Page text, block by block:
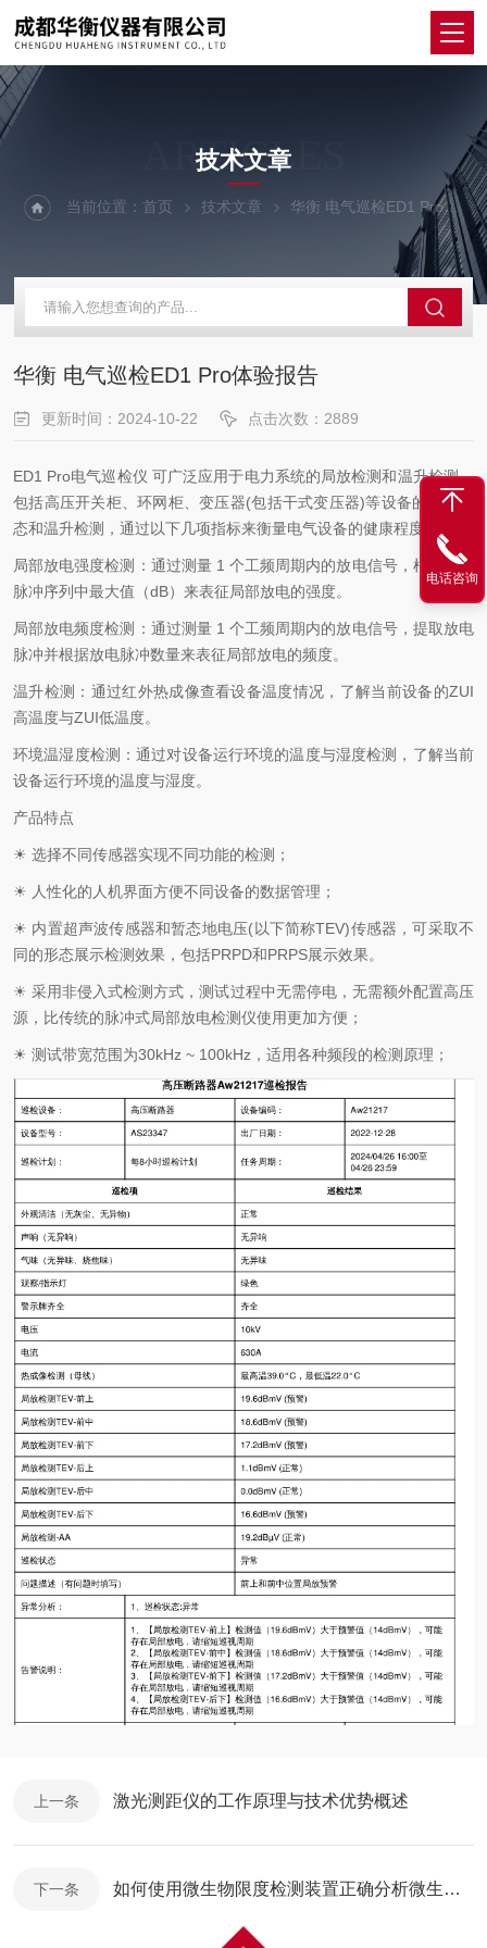
ARTICLES
技术文章
当前位置：首页 技术文章 华衡 电气巡检ED1 Pro体验报告
华衡 电气巡检ED1 Pro体验报告
更新时间：2024-10-22 点击次数：2889
ED1 Pro电气巡检仪 可广泛应用于电力系统的局放检测和温升检测，
包括高压开关柜、环网柜、变压器(包括干式变压器)等设备的绝缘状
态和温升检测，通过以下几项指标来衡量电气设备的健康程度：
局部放电强度检测：通过测量 1 个工频周期内的放电信号，根据放电
脉冲序列中最大值（dB）来表征局部放电的强度。
局部放电频度检测：通过测量 1 个工频周期内的放电信号，提取放电
脉冲并根据放电脉冲数量来表征局部放电的频度。
温升检测：通过红外热成像查看设备温度情况，了解当前设备的ZUI
高温度与ZUI低温度。
环境温湿度检测：通过对设备运行环境的温度与湿度检测，了解当前
设备运行环境的温度与湿度。
产品特点
☀ 选择不同传感器实现不同功能的检测；
☀ 人性化的人机界面方便不同设备的数据管理；
☀ 内置超声波传感器和暂态地电压(以下简称TEV)传感器，可采取不
同的形态展示检测效果，包括PRPD和PRPS展示效果。
☀ 采用非侵入式检测方式，测试过程中无需停电，无需额外配置高压
源，比传统的脉冲式局部放电检测仪使用更加方便；
☀ 测试带宽范围为30kHz ~ 100kHz，适用各种频段的检测原理；
上一条 激光测距仪的工作原理与技术优势概述
下一条 如何使用微生物限度检测装置正确分析微生物检测结果
电话咨询